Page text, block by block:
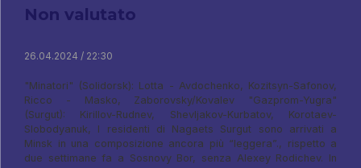
Non valutato
26.04.2024 / 22:30
"Minatori" (Solidorsk): Lotta - Avdochenko, Kozitsyn-Safonov,
Ricco - Masko, Zaborovsky/Kovalev "Gazprom-Yugra"
(Surgut): Kirillov-Rudnev, Shevljakov-Kurbatov, Korotaev-
Slobodyanuk, I residenti di Nagaets Surgut sono arrivati ​​a
Minsk in una composizione ancora più “leggera”., rispetto a
due settimane fa a Sosnovy Bor, senza Alexey Rodichev. In